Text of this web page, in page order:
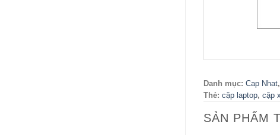
Danh mục: Cap Nhat,
Thẻ: cặp laptop, cặp
SẢN PHẨM